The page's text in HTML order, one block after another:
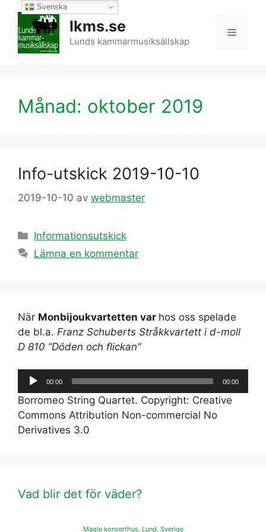
Hoppa
innehåll
lkms.se
Lunds kammarmusiksällskap
Meny
Månad: oktober 2019
Info-utskick 2019-10-10
2019-10-10 av webmaster
Kategorier
Informationsutskick
Lämna en kommentar
När Monbijoukvartetten var hos oss spelade
de bl.a. Franz Schuberts Stråkkvartett i d-moll
D 810 ”Döden och flickan”
Ljudspelare
00:00 00:00
Borromeo String Quartet. Copyright: Creative
Commons Attribution Non-commercial No
Derivatives 3.0
Vad blir det för väder?
Magle konserthus, Lund, Sverige
Svenska